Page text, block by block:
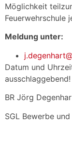
Möglichkeit
Feuerwehrschule
Meldung unter:
Datum und
ausschlaggebend!
BR Jörg
SGL Bewerbe